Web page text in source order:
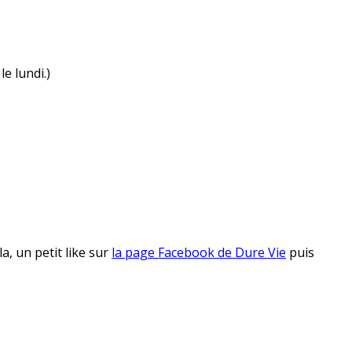
lundi.)
un petit like sur la page Facebook de Dure Vie puis